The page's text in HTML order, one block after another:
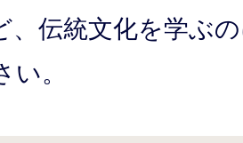
、伝統文化を学ぶ
。